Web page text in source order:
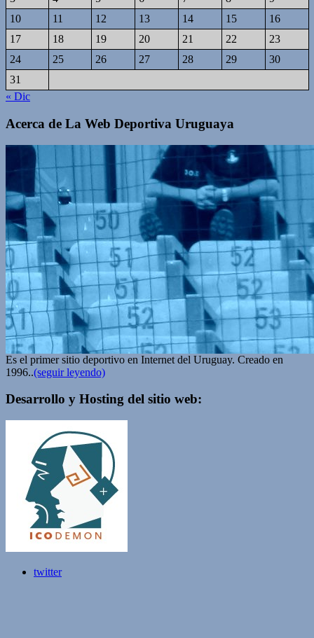
10
11 12 13 14 15
16
17
18 19 20 21 22
23
24
25 26 27 28 29
30
31
« Dic
Acerca de La Web Deportiva Uruguaya
Es el primer sitio deportivo en Internet del Uruguay. Creado en
1996..(seguir leyendo)
Desarrollo y Hosting del sitio web:
twitter